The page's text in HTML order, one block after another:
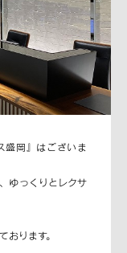
盛岡』はございま
ゆっくりとレクサ
おります。